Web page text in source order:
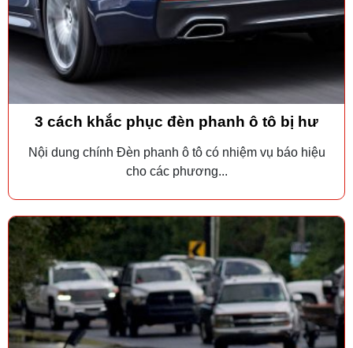
3 cách khắc phục đèn phanh ô tô bị hư
Nội dung chính Đèn phanh ô tô có nhiệm vụ báo hiệu
cho các phương...